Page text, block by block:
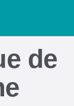
de